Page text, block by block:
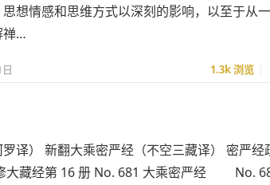
想情感和思维方式以深刻的影响，以至于从
禅…
1.3k浏览
译） 新翻大乘密严经（不空三藏译） 密严经
修大藏经第 16 册 No. 681 大乘密严经 No.